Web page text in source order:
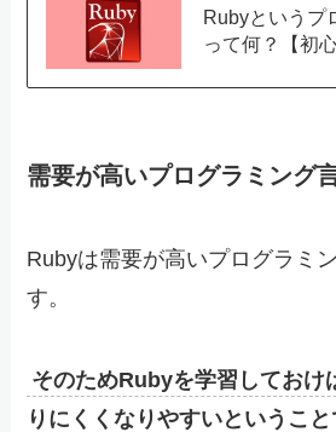
Rubyというプ
って何？【初
需要が高いプログラミング
Rubyは需要が高いプログラミ
す。
そのためRubyを学習しておけ
りにくくなりやすいということ